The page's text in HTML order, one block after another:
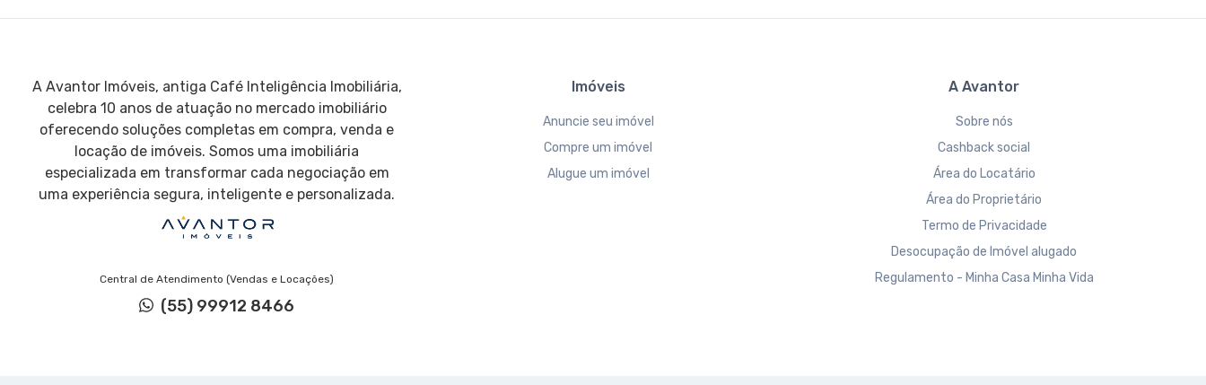
A Avantor Imóveis, antiga Café Inteligência Imobiliária,
celebra 10 anos de atuação no mercado imobiliário
oferecendo soluções completas em compra, venda e
locação de imóveis. Somos uma imobiliária
especializada em transformar cada negociação em
uma experiência segura, inteligente e personalizada.
Central de Atendimento (Vendas e Locações)
(55) 99912 8466
Imóveis
Anuncie seu imóvel
Compre um imóvel
Alugue um imóvel
A Avantor
Sobre nós
Cashback social
Área do Locatário
Área do Proprietário
Termo de Privacidade
Desocupação de Imóvel alugado
Regulamento - Minha Casa Minha Vida